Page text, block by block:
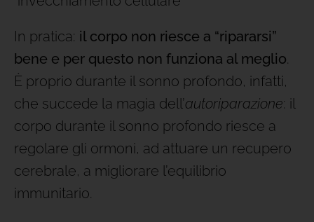
In pratica: il corpo non riesce a “ripararsi”
bene e per questo non funziona al meglio.
È proprio durante il sonno profondo, infatti,
che succede la magia dell’autoriparazione: il
corpo durante il sonno profondo riesce a
regolare gli ormoni, ad attuare un recupero
cerebrale, a migliorare l’equilibrio
immunitario.